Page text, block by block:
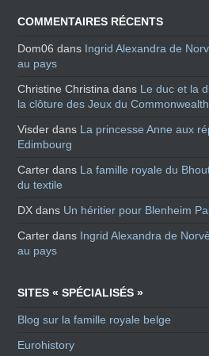
COMMENTAIRES RÉCENTS
Dom06 dans Ingrid Alexandra de
au pays
Christine Christina dans Le duc et la
la clôture des Jeux du Commonwealth
Visder dans La princesse Anne aux
Edimbourg
Carter dans La famille royale du
du textile
DX dans Un héritier pour Blenheim
Carter dans Ingrid Alexandra de
au pays
SITES « SPÉCIALISÉS »
Blog sur la famille royale belge
Eurohistory